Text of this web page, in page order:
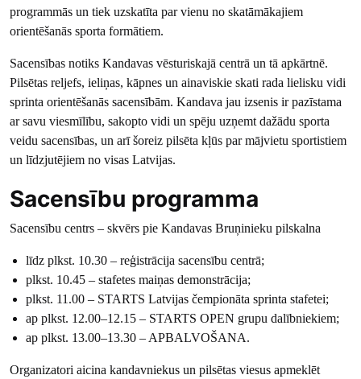
programmās un tiek uzskatīta par vienu no skatāmākajiem
orientēšanās sporta formātiem.
Sacensības notiks Kandavas vēsturiskajā centrā un tā apkārtnē.
Pilsētas reljefs, ieliņas, kāpnes un ainaviskie skati rada lielisku vidi
sprinta orientēšanās sacensībām. Kandava jau izsenis ir pazīstama
ar savu viesmīlību, sakopto vidi un spēju uzņemt dažādu sporta
veidu sacensības, un arī šoreiz pilsēta kļūs par mājvietu sportistiem
un līdzjutējiem no visas Latvijas.
Sacensību programma
Sacensību centrs – skvērs pie Kandavas Bruņinieku pilskalna
līdz plkst. 10.30 – reģistrācija sacensību centrā;
plkst. 10.45 – stafetes maiņas demonstrācija;
plkst. 11.00 – STARTS Latvijas čempionāta sprinta stafetei;
ap plkst. 12.00–12.15 – STARTS OPEN grupu dalībniekiem;
ap plkst. 13.00–13.30 – APBALVOŠANA.
Organizatori aicina kandavniekus un pilsētas viesus apmeklēt